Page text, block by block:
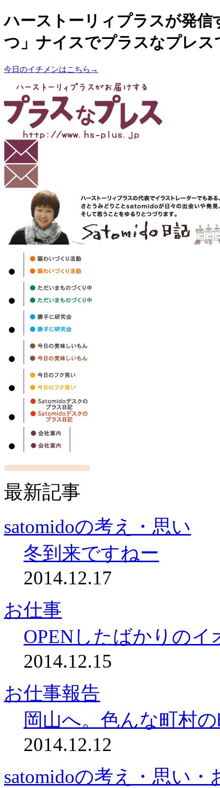
ハーストーリィプラスが発信
つ」ナイスでプラスなプレス
今日のイチメンはこちら→
最新記事
satomidoの考え・思い
冬到来ですねー
2014.12.17
お仕事
OPENしたばかりのイ
2014.12.15
お仕事報告
岡山へ。色んな町村
2014.12.12
satomidoの考え・思い